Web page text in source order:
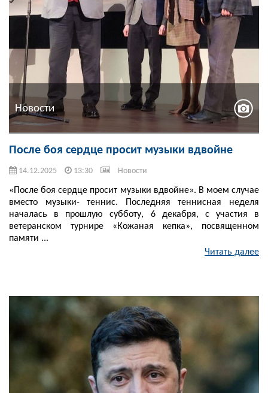
Новости
После боя сердце просит музыки вдвойне
14.12.2025 13:30 Новости
«После боя сердце просит музыки вдвойне». В моем случае
вместо музыки- теннис. Последняя теннисная неделя
началась в прошлую субботу, 6 декабря, с участия в
ветеранском турнире «Кожаная кепка», посвященном
памяти ...
Читать далее